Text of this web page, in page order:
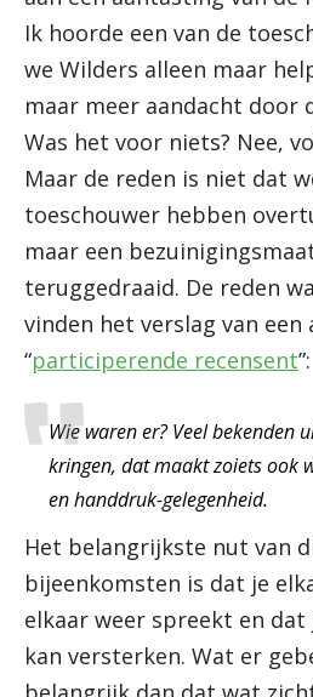
Ik hoorde een van de
we Wilders alleen maar
maar meer aandacht door
Was het voor niets? Nee,
Maar de reden is niet dat
toeschouwer hebben
maar een
teruggedraaid. De reden
vinden het verslag van een
“participerende recensent”:
Wie waren er? Veel bekenden
kringen, dat maakt zoiets ook
en handdruk-gelegenheid.
Het belangrijkste nut van
bijeenkomsten is dat je
elkaar weer spreekt en
kan versterken. Wat er